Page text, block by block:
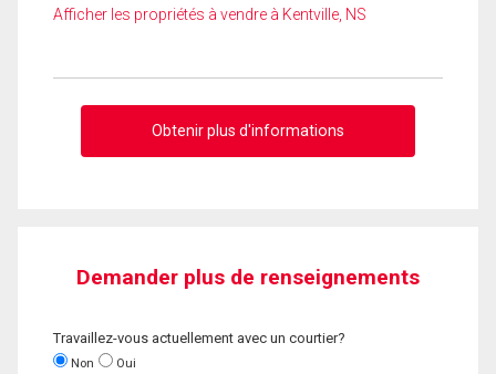
Afficher les propriétés à vendre à Kentville, NS
Obtenir plus d'informations
Demander plus de renseignements
Travaillez-vous actuellement avec un courtier?
Non Oui